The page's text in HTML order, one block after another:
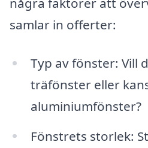
samlar in offerter:
Typ av fönster: Vill
träfönster eller
aluminiumfönster?
Fönstrets storlek: